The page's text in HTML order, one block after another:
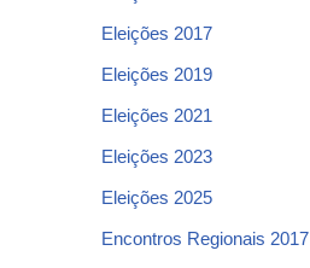
Eleições 2017
Eleições 2019
Eleições 2021
Eleições 2023
Eleições 2025
Encontros Regionais 2017